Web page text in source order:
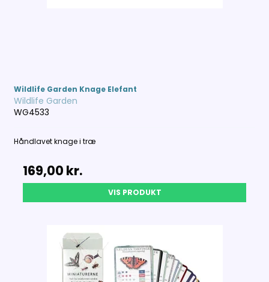
Wildlife Garden Knage Elefant
Wildlife Garden
WG4533
Håndlavet knage i træ
169,00 kr.
VIS PRODUKT